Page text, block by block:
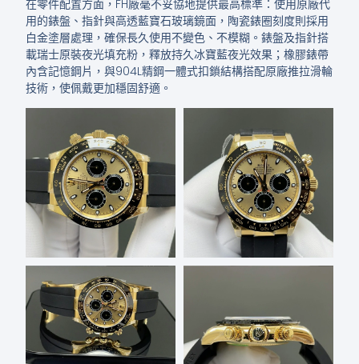
在零件配置方面，FH廠毫不妥協地提供最高標準：使用原廠代
用的錶盤、指針與高透藍寶石玻璃鏡面，陶瓷錶圈刻度則採用
白金塗層處理，確保長久使用不變色、不模糊。錶盤及指針搭
載瑞士原裝夜光填充粉，釋放持久冰寶藍夜光效果；橡膠錶帶
內含記憶鋼片，與904L精鋼一體式扣鎖結構搭配原廠推拉滑輪
技術，使佩戴更加穩固舒適。